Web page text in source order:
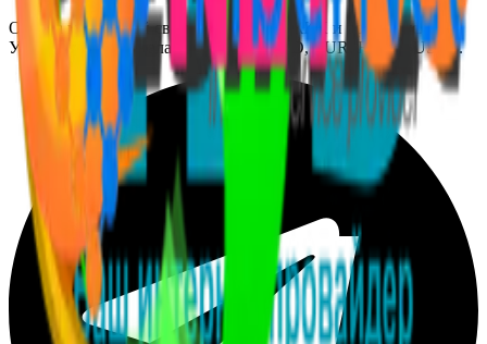
Оплата мобильной связи, интернета, ЖКХ и других услуг
Узбекистана — с балансом в UZS, USD, EUR, RUB и USDT.